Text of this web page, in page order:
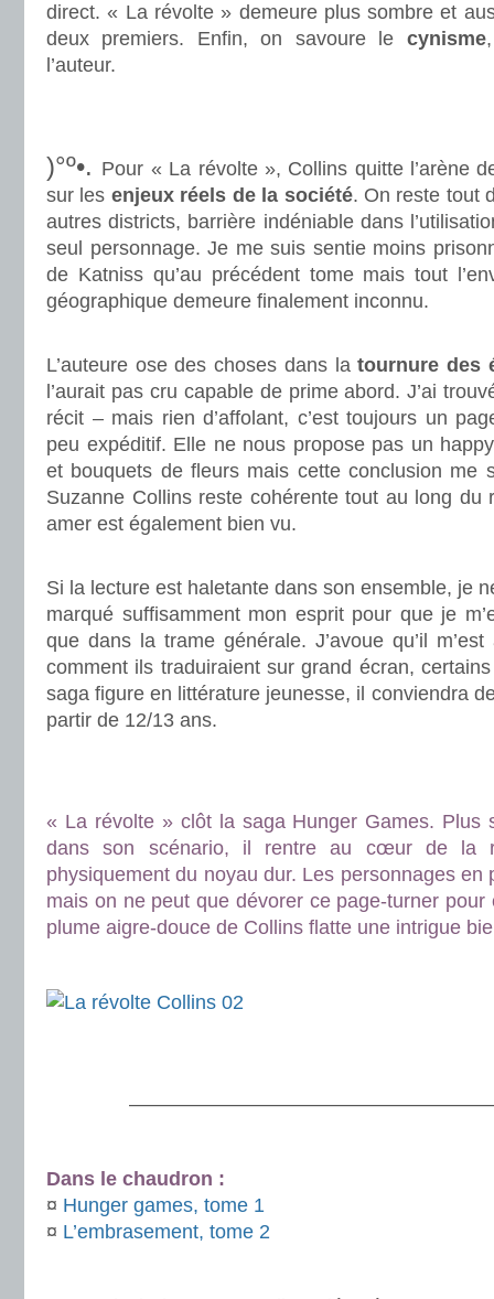
direct. « La révolte » demeure plus sombre et
deux premiers. Enfin, on savoure le cynisme
l’auteur.
)°º•. Pour « La révolte », Collins quitte l’arène
sur les enjeux réels de la société. On reste tout
autres districts, barrière indéniable dans
seul personnage. Je me suis sentie moins
de Katniss qu’au précédent tome mais tout
géographique demeure finalement inconnu.
L’auteure ose des choses dans latournure des
l’aurait pas cru capable de prime abord. J’ai
récit – mais rien d’affolant, c’est toujours un
peu expéditif. Elle ne nous propose pas un
et bouquets de fleurs mais cette conclusion me
Suzanne Collins reste cohérente tout au long du
amer est également bien vu.
Si la lecture est haletante dans son ensemble, je
marqué suffisamment mon esprit pour que je
que dans la trame générale. J’avoue qu’il
comment ils traduiraient sur grand écran,
saga figure en littérature jeunesse, il conviendra
partir de 12/13 ans.
« La révolte » clôt la saga Hunger Games. Plus
dans son scénario, il rentre au cœur de la
physiquement du noyau dur. Les personnages en
mais on ne peut que dévorer ce page-turner
plume aigre-douce de Collins flatte une intrigue
Dans le chaudron :
¤ Hunger games, tome 1
¤ L’embrasement, tome 2